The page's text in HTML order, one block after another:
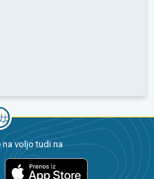
na voljo tudi na